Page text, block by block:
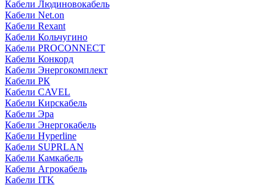
Кабели Людиновокабель
Кабели Net.on
Кабели Rexant
Кабели Кольчугино
Кабели PROCONNECT
Кабели Конкорд
Кабели Энергокомплект
Кабели РК
Кабели CAVEL
Кабели Кирскабель
Кабели Эра
Кабели Энергокабель
Кабели Hyperline
Кабели SUPRLAN
Кабели Камкабель
Кабели Агрокабель
Кабели ITK